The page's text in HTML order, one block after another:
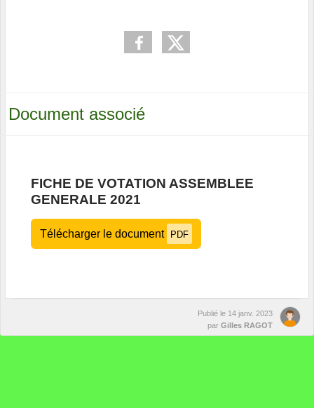
Document associé
FICHE DE VOTATION ASSEMBLEE
GENERALE 2021
Télécharger le document PDF
Publié le 14 janv. 2023
par Gilles RAGOT